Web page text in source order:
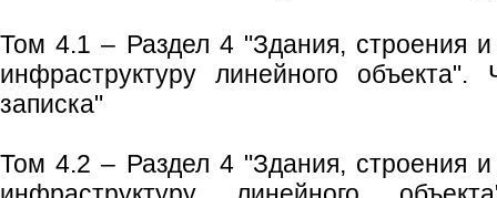
Том 4.1 – Раздел 4 "Здания, строения
инфраструктуру линейного
записка"
Том 4.2 – Раздел 4 "Здания, строения